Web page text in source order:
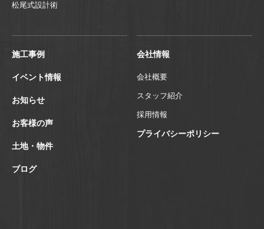
松尾式設計術
施工事例
イベント情報
お知らせ
お客様の声
土地・物件
ブログ
会社情報
会社概要
スタッフ紹介
採用情報
プライバシーポリシー